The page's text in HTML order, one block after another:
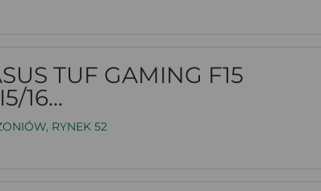
TUF GAMING F15
16...
RYNEK 52